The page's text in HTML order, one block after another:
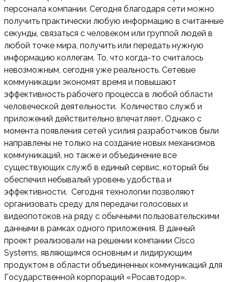
персонала компании. Сегодня благодаря сети можно
получить практически любую информацию в считанные
секунды, связаться с человеком или группой людей в
любой точке мира, получить или передать нужную
информацию коллегам. То, что когда-то считалось
невозможным, сегодня уже реальность. Сетевые
коммуникации экономят время и повышают
эффективность рабочего процесса в любой области
человеческой деятельности. Количество служб и
приложений действительно впечатляет. Однако с
момента появления сетей усилия разработчиков были
направлены не только на создание новых механизмов
коммуникаций, но также и объединение все
существующих служб в единый сервис, который бы
обеспечил небывалый уровень удобства и
эффективности. Сегодня технологии позволяют
организовать среду для передачи голосовых и
видеопотоков на ряду с обычными пользовательскими
данными в рамках одного приложения. В данный
проект реализовали на решении компании Cisco
Systems, являющимся основным и лидирующим
продуктом в области объединенных коммуникаций для
Государственной корпораций «Росавтодор».